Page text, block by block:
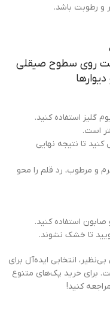
و رطوبت باشد.
روی سطوح صیقلی
گلیز استفاده کنید.
است.
تا نتیجه نهایی
مرطوب، رد قلم را محو
استفاده کنید.
تا خشک نشوند.
انتخابی ایده‌آل برای
برای خرید پک‌های متنوع
کنید!